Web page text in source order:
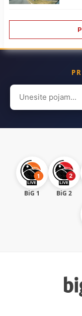
Search
for:
BiG 1 BiG 2